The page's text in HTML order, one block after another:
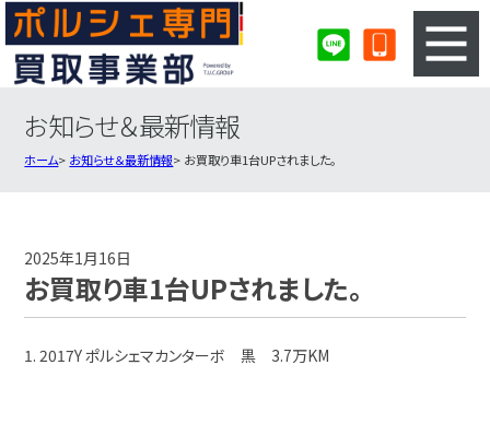
3ステップのカンタン査定
ポルシェ買取実績
お知らせ＆最新情報
ホーム お知らせ＆最新情報 お買取り車1台UPされました。
2025年1月16日
お買取り車1台UPされました。
1. 2017Y ポルシェマカンターボ 黒 3.7万KM